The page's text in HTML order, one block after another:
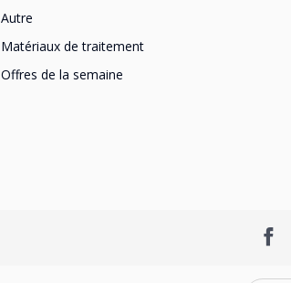
Autre
Matériaux de traitement
Offres de la semaine